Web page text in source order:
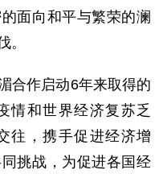
面向和平与繁荣的澜
。
作启动6年来取得的
情和世界经济复苏乏
往，携手促进经济增
挑战，为促进各国经